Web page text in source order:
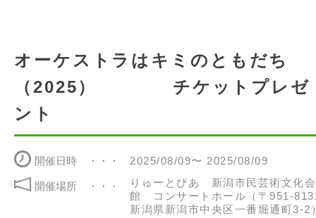
オーケストラはキミのともだち
（2025） チケットプレゼ
ント
開催日時 2025/08/09〜 2025/08/09
開催場所
りゅーとぴあ 新潟市民芸術文化会
館 コンサートホール（〒951-
新潟県新潟市中央区一番堀通町3-2